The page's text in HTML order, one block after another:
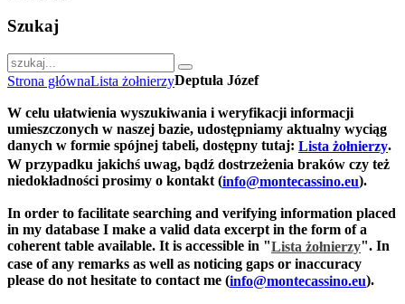
Szukaj
Strona głównaLista żołnierzyDeptuła Józef
W celu ułatwienia wyszukiwania i weryfikacji informacji
umieszczonych w naszej bazie, udostępniamy aktualny wyciąg
danych w formie spójnej tabeli, dostępny tutaj: Lista żołnierzy.
W przypadku jakichś uwag, bądź dostrzeżenia braków czy też
niedokładności prosimy o kontakt (info@montecassino.eu).
In order to facilitate searching and verifying information placed
in my database I make a valid data excerpt in the form of a
coherent table available. It is accessible in "Lista żołnierzy". In
case of any remarks as well as noticing gaps or inaccuracy
please do not hesitate to contact me (info@montecassino.eu).